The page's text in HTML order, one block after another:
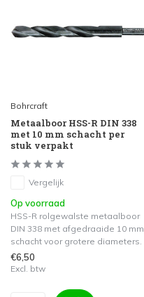
Bohrcraft
Metaalboor HSS-R DIN 338
met 10 mm schacht per
stuk verpakt
Vergelijk
Op voorraad
HSS-R rolgewalste metaalboor
DIN 338 met afgedraaide 10 mm
schacht voor grotere diameters.
€6,50
Excl. btw